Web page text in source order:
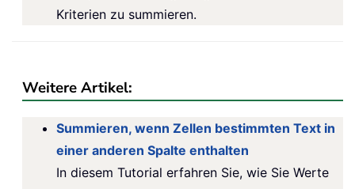
Kriterien zu summieren.
Weitere Artikel:
Summieren, wenn Zellen bestimmten Text in
einer anderen Spalte enthalten
In diesem Tutorial erfahren Sie, wie Sie Werte